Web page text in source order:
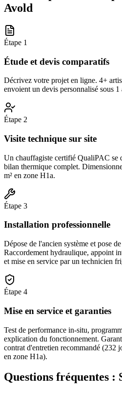
Avold
Étape 1
Étude et devis comparatifs
Décrivez votre projet en ligne. 4+
envoient un devis personnalisé sous 1
Étape 2
Visite technique sur site
Un chauffagiste certifié QualiPAC se
bilan thermique complet.
m² en zone H1a.
Étape 3
Installation professionnelle
Dépose de l'ancien système et pose
Raccordement hydraulique, appoint
et mise en service par un technicien
Étape 4
Mise en service et garanties
Test de performance in-situ,
explication du fonctionnement.
contrat d'entretien recommandé (232
en zone H1a).
Questions fréquentes :